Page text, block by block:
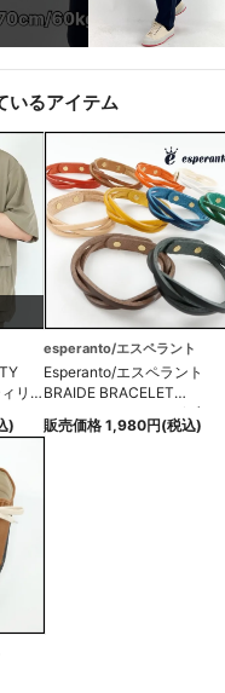
いるアイテム
リ
)
esperanto/エスペラント
Esperanto/エスペラント
BRAIDE BRACELET
BUTTERO LEATHER/ブレイ
ドブレスレットブッテロレザ
販売価格 1,980円(税込)